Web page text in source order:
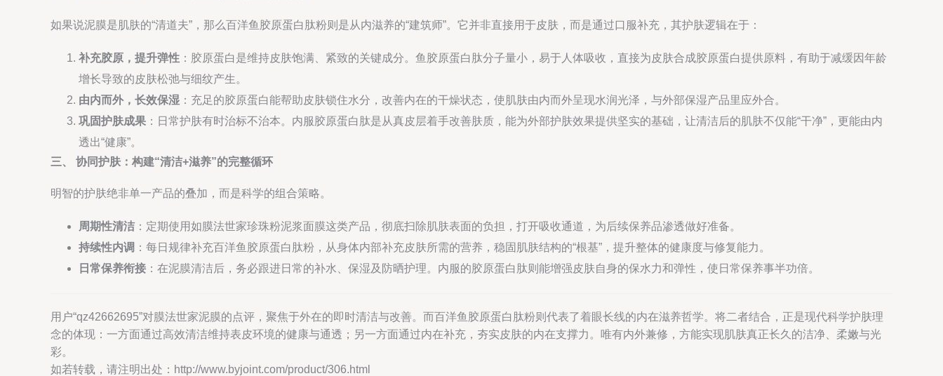
如果说泥膜是肌肤的“清道夫”，那么百洋鱼胶原蛋白肽粉则是从内滋养的“建筑师”。它并非直接用于皮肤，而是通过口服补充，其护肤逻辑在于：
补充胶原，提升弹性 ：胶原蛋白是维持皮肤饱满、紧致的关键成分。鱼胶原蛋白肽分子量小，易于人体吸收，直接为皮肤合成胶原蛋白提供原料，有助于减缓因年龄
增长导致的皮肤松弛与细纹产生。
由内而外，长效保湿 ：充足的胶原蛋白能帮助皮肤锁住水分，改善内在的干燥状态，使肌肤由内而外呈现水润光泽，与外部保湿产品里应外合。
巩固护肤成果 ：日常护肤有时治标不治本。内服胶原蛋白肽是从真皮层着手改善肤质，能为外部护肤效果提供坚实的基础，让清洁后的肌肤不仅能“干净”，更能由内
透出“健康”。
三、 协同护肤：构建“清洁+滋养”的完整循环
明智的护肤绝非单一产品的叠加，而是科学的组合策略。
周期性清洁 ：定期使用如膜法世家珍珠粉泥浆面膜这类产品，彻底扫除肌肤表面的负担，打开吸收通道，为后续保养品渗透做好准备。
持续性内调 ：每日规律补充百洋鱼胶原蛋白肽粉，从身体内部补充皮肤所需的营养，稳固肌肤结构的“根基”，提升整体的健康度与修复能力。
日常保养衔接 ：在泥膜清洁后，务必跟进日常的补水、保湿及防晒护理。内服的胶原蛋白肽则能增强皮肤自身的保水力和弹性，使日常保养事半功倍。
用户“qz42662695”对膜法世家泥膜的点评，聚焦于外在的即时清洁与改善。而百洋鱼胶原蛋白肽粉则代表了着眼长线的内在滋养哲学。将二者结合，正是现代科学护肤理
念的体现：一方面通过高效清洁维持表皮环境的健康与通透；另一方面通过内在补充，夯实皮肤的内在支撑力。唯有内外兼修，方能实现肌肤真正长久的洁净、柔嫩与光
彩。
如若转载，请注明出处：http://www.byjoint.com/product/306.html